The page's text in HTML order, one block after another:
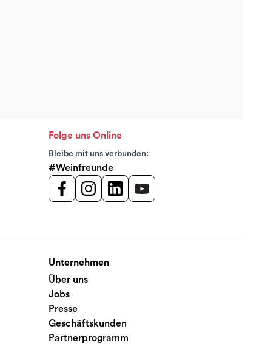
Folge uns Online
Bleibe mit uns verbunden:
#Weinfreunde
Unternehmen
Über uns
Jobs
Presse
Geschäftskunden
Partnerprogramm